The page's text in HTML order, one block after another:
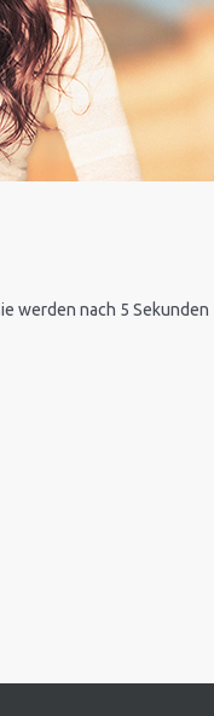
werden nach 5 Sekunden